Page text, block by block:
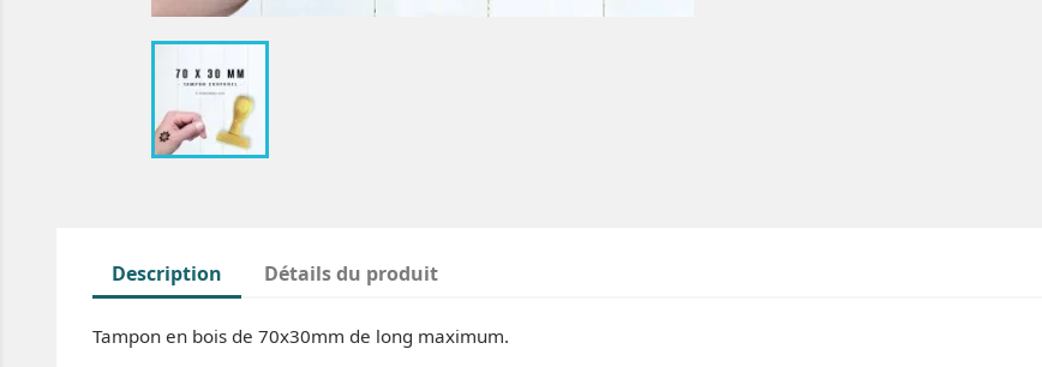
Description Détails du produit
Tampon en bois de 70x30mm de long maximum.